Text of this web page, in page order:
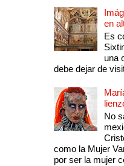
en
Es
una
debe dejar de
No
como la Mujer
por ser la mujer